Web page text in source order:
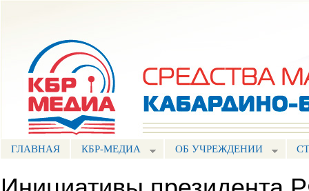
ГЛАВНАЯ КБР-МЕДИА ОБ УЧРЕЖДЕНИИ